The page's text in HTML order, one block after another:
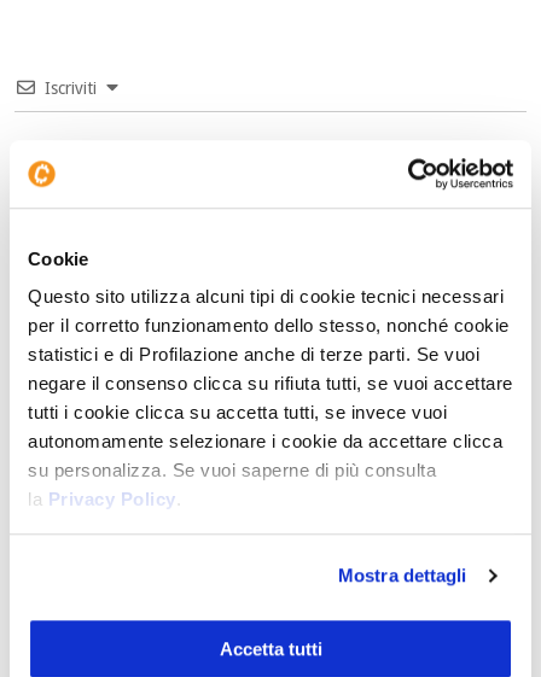
Cookie
Questo sito utilizza alcuni tipi di cookie tecnici necessari
per il corretto funzionamento dello stesso, nonché cookie
statistici e di Profilazione anche di terze parti. Se vuoi
negare il consenso clicca su rifiuta tutti, se vuoi accettare
tutti i cookie clicca su accetta tutti, se invece vuoi
autonomamente selezionare i cookie da accettare clicca
su personalizza. Se vuoi saperne di più consulta
la Privacy Policy.
Mostra dettagli
Accetta tutti
Iscriviti
7COMMENTI
Ettore
Ora che si sono decisi a coniare l’euro digitale (anche se si
inizio alla campagna stampa, plurigovernativa, dei governi
dell;area euro, di delegittimazione delle criptovalute, viste
diversivo per salvare quello cartaceo, rafforzando i poteri
quello cartaceo occultato sotto al materasso). Di ieri la